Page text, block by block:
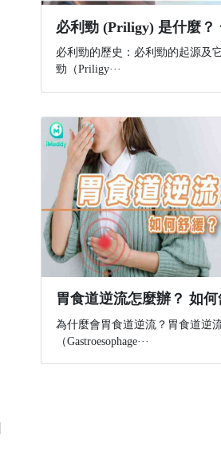
必利勁的歷史：必利勁的起源及
勁（Priligy···
為什麼會胃食道逆流？胃食道逆
（Gastroesophage···